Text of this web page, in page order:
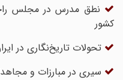
نطق مدرس در مجلس راجع
کشور
تحولات تاریخ‌نگاری در ایران
سیری در مبارزات و